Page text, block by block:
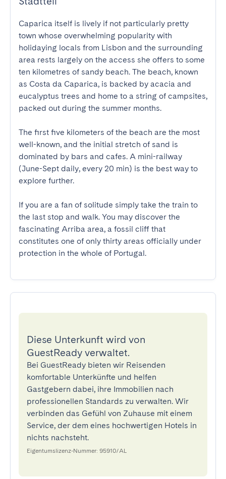
Caparica itself is lively if not particularly pretty
town whose overwhelming popularity with
holidaying locals from Lisbon and the surrounding
area rests largely on the access she offers to some
ten kilometres of sandy beach. The beach, known
as Costa da Caparica, is backed by acacia and
eucalyptus trees and home to a string of campsites,
packed out during the summer months.
The first five kilometers of the beach are the most
well-known, and the initial stretch of sand is
dominated by bars and cafes. A mini-railway
(June-Sept daily, every 20 min) is the best way to
explore further.
If you are a fan of solitude simply take the train to
the last stop and walk. You may discover the
fascinating Arriba area, a fossil cliff that
constitutes one of only thirty areas officially under
protection in the whole of Portugal.
Diese Unterkunft wird von
GuestReady verwaltet.
Bei GuestReady bieten wir Reisenden
komfortable Unterkünfte und helfen
Gastgebern dabei, ihre Immobilien nach
professionellen Standards zu verwalten. Wir
verbinden das Gefühl von Zuhause mit einem
Service, der dem eines hochwertigen Hotels in
nichts nachsteht.
Eigentumslizenz-Nummer: 95910/AL